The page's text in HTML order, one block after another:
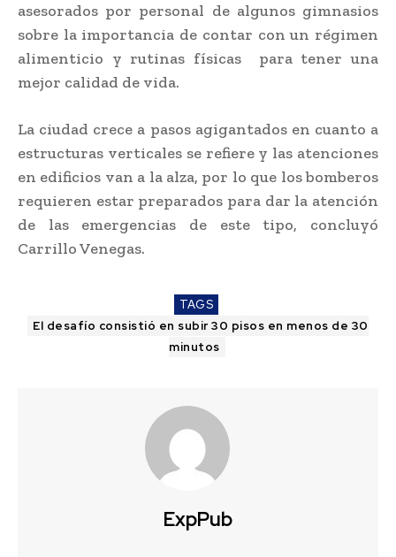
asesorados por personal de algunos gimnasios
sobre la importancia de contar con un régimen
alimenticio y rutinas físicas para tener una
mejor calidad de vida.
La ciudad crece a pasos agigantados en cuanto a
estructuras verticales se refiere y las atenciones
en edificios van a la alza, por lo que los bomberos
requieren estar preparados para dar la atención
de las emergencias de este tipo, concluyó
Carrillo Venegas.
TAGS
El desafío consistió en subir 30 pisos en menos de 30
minutos
ExpPub